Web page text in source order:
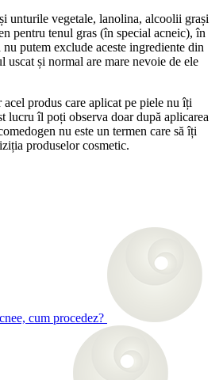
unturile vegetale, lanolina, alcoolii grași
pentru tenul gras (în special acneic), în
putem exclude aceste ingrediente din
uscat și normal are mare nevoie de ele
produs care aplicat pe piele nu îți
lucru îl poți observa doar după aplicarea
nu este un termen care să îți
produselor cosmetic.
cum procedez?